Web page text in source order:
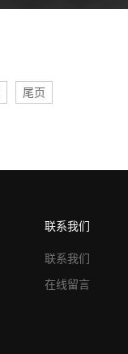
尾页
联系我们
联系我们
在线留言